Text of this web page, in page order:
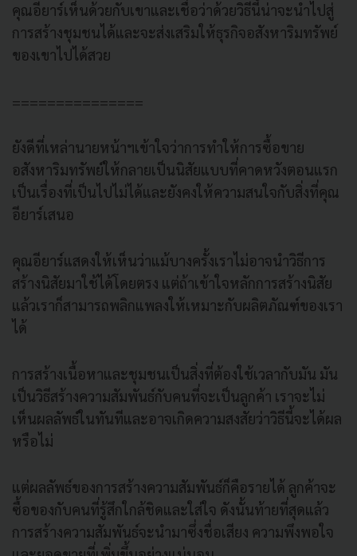
คุณอียาร์เห็นด้วยกับเขาและเชื่อว่าด้วยวิธีนี้น่าจะนำไปสู่
การสร้างชุมชนได้และจะส่งเสริมให้ธุรกิจอสังหาริมทรัพย์
ของเขาไปได้สวย
===============
ยังดีที่เหล่านายหน้าฯเข้าใจว่าการทำให้การซื้อขาย
อสังหาริมทรัพย์ให้กลายเป็นนิสัยแบบที่คาดหวังตอนแรก
เป็นเรื่องที่เป็นไปไม่ได้และยังคงให้ความสนใจกับสิ่งที่คุณ
อียาร์เสนอ
คุณอียาร์แสดงให้เห็นว่าแม้บางครั้งเราไม่อาจนำวิธีการ
สร้างนิสัยมาใช้ได้โดยตรง แต่ถ้าเข้าใจหลักการสร้างนิสัย
แล้วเราก็สามารถพลิกแพลงให้เหมาะกับผลิตภัณฑ์ของเรา
ได้
การสร้างเนื้อหาและชุมชนเป็นสิ่งที่ต้องใช้เวลากับมัน มัน
เป็นวิธีสร้างความสัมพันธ์กับคนที่จะเป็นลูกค้า เราจะไม่
เห็นผลลัพธ์ในทันทีและอาจเกิดความสงสัยว่าวิธีนี้จะได้ผล
หรือไม่
แต่ผลลัพธ์ของการสร้างความสัมพันธ์ก็คือรายได้ ลูกค้าจะ
ซื้อของกับคนที่รู้สึกใกล้ชิดและใส่ใจ ดังนั้นท้ายที่สุดแล้ว
การสร้างความสัมพันธ์จะนำมาซึ่งชื่อเสียง ความพึงพอใจ